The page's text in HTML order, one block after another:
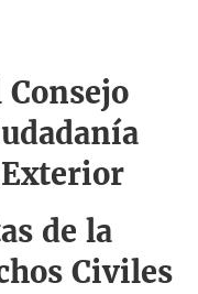
de la
Civiles